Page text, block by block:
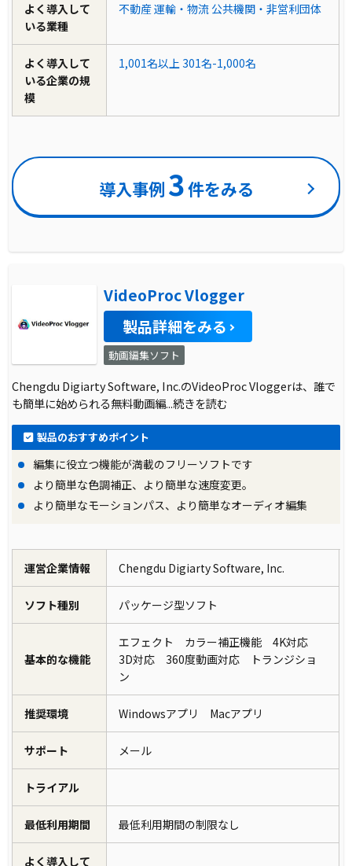
よく導入して
いる業種
不動産運輸・物流 公共機関・非営利団体
よく導入して
いる企業の規
模
1,001名以上301名-1,000名
導入事例 3件をみる
VideoProc Vlogger
製品詳細をみる
動画編集ソフト
Chengdu Digiarty Software, Inc.のVideoProc Vloggerは、誰で
も簡単に始められる無料動画編...続きを読む
製品のおすすめポイント
編集に役立つ機能が満載のフリーソフトです
より簡単な色調補正、より簡単な速度変更。
より簡単なモーションパス、より簡単なオーディオ編集
運営企業情報 Chengdu Digiarty Software, Inc.
ソフト種別 パッケージ型ソフト
基本的な機能
エフェクト カラー補正機能 4K対応
3D対応 360度動画対応 トランジショ
ン
推奨環境 Windowsアプリ Macアプリ
サポート メール
トライアル
最低利用期間 最低利用期間の制限なし
よく導入して